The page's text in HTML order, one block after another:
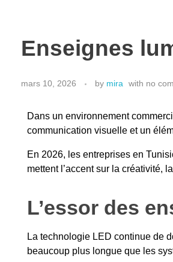
Enseignes
mars 10, 2026 by mira with no
Dans un environnement
communication visuelle et un
En 2026, les entreprises en
mettent l’accent sur la créativité,
L’essor des
La technologie LED continue de
beaucoup plus longue que les